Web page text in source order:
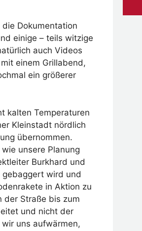
Dokumentation
einige – teils witzige
auch Videos
einem Grillabend,
ein größerer
kalten Temperaturen
Kleinstadt nördlich
übernommen.
unsere Planung
Burkhard und
wird und
in Aktion zu
der Straße bis zum
und nicht der
uns aufwärmen,